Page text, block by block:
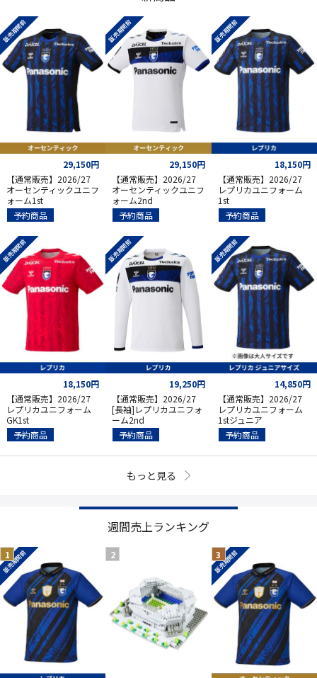
販売期間前
29,150円
【通常販売】2026/27
オーセンティックユニフ
ォーム1st
予約商品
販売期間前
29,150円
【通常販売】2026/27
オーセンティックユニフ
ォーム2nd
予約商品
販売期間前
18,150円
【通常販売】2026/27
レプリカユニフォーム
1st
予約商品
販売期間前
18,150円
【通常販売】2026/27
レプリカユニフォーム
GK1st
予約商品
販売期間前
19,250円
【通常販売】2026/27
[長袖]レプリカユニフォ
ーム2nd
予約商品
販売期間前
14,850円
【通常販売】2026/27
レプリカユニフォーム
1stジュニア
予約商品
もっと見る
週間売上ランキング
販売期間前 販売期間前